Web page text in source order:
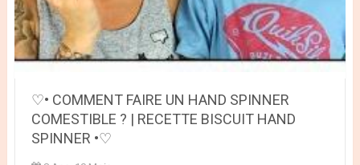
♡• COMMENT FAIRE UN HAND SPINNER
COMESTIBLE ? | RECETTE BISCUIT HAND
SPINNER •♡